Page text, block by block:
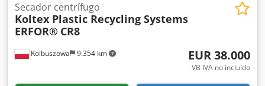
Kolbuszowa 9.354 km
Secador centrífugo
Koltex Plastic Recycling Systems
ERFOR® CR8
EUR 38.000
VB IVA no incluído